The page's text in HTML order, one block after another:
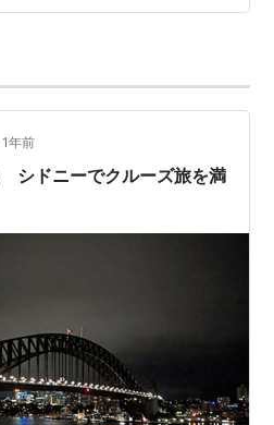
できないでしょう。 荷物だけ
1年前
ドニーでクルーズ旅を満